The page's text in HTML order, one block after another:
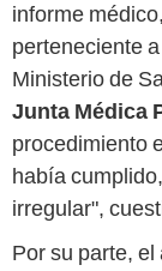
informe
perteneciente
Ministerio de
Junta Médica
procedimiento
había
irregular",
Por su parte,